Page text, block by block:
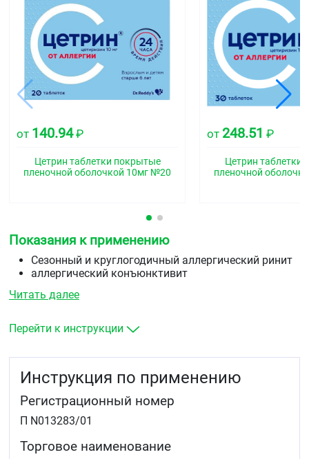
от 140.94₽
Цетрин таблетки покрытые
пленочной оболочкой 10мг №20
от 248.51 ₽
Цетрин таблетки
пленочной
Показания к применению
Сезонный и круглогодичный аллергический ринит
аллергический конъюнктивит
крапивница, в том числе хроническая
зудящие аллергические дерматозы (атопический
Читать далее
Перейти к инструкции
Инструкция по применению
Регистрационный номер
П N013283/01
Торговое наименование